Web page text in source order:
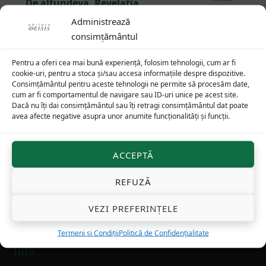
Administrează
consimțământul
Pentru a oferi cea mai bună experiență, folosim tehnologii, cum ar fi
cookie-uri, pentru a stoca și/sau accesa informațiile despre dispozitive.
Consimțământul pentru aceste tehnologii ne permite să procesăm date,
cum ar fi comportamentul de navigare sau ID-uri unice pe acest site.
Dacă nu îți dai consimțământul sau îți retragi consimțământul dat poate
avea afecte negative asupra unor anumite funcționalități și funcții.
ACCEPTĂ
REFUZĂ
VEZI PREFERINȚELE
Termeni și CondițiiPolitică de Confidențialitate
De altundeva, Revelația
Footer
Cuvântări arhid. Ioan Ică jr
Cuvântări ale arhid. Ioan Ică jr
pot fi găsite pe Youtube.com:
Editura Deisis
Info